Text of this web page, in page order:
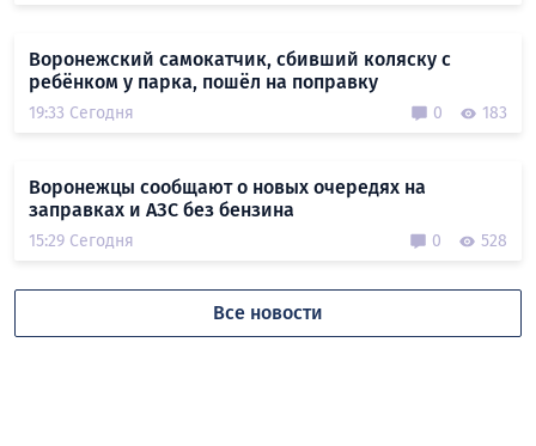
Воронежский самокатчик, сбивший коляску с
ребёнком у парка, пошёл на поправку
19:33 Сегодня 0 183
Воронежцы сообщают о новых очередях на
заправках и АЗС без бензина
15:29 Сегодня 0 528
Все новости